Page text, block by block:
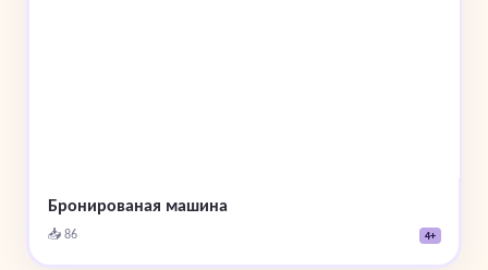
Бронированая машина
📥 86 4+